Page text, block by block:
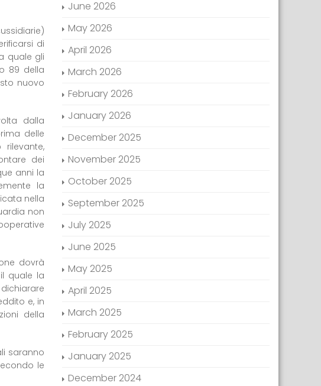
di
quale gli
89 della
nuovo
dalla
delle
dei
anni la
la
nella
non
dovrà
quale la
e, in
della
saranno
le
June 2026
May 2026
April 2026
March 2026
February 2026
January 2026
December 2025
November 2025
October 2025
September 2025
July 2025
June 2025
May 2025
April 2025
March 2025
February 2025
January 2025
December 2024